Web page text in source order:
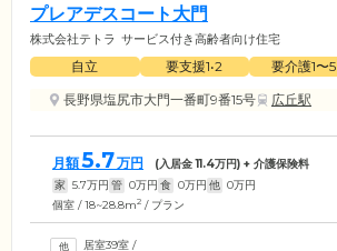
プレアデスコート大門
株式会社テトラ サービス付き高齢者向け住宅
自立 要支援1•2 要介護1〜5
長野県塩尻市大門一番町9番15号
広丘駅
月額5.7万円 (入居金11.4万円) + 介護保険料
家 5.7万円 管 0万円 食 0万円 他 0万円
個室 / 18~28.8m2 / プラン
居室39室 /